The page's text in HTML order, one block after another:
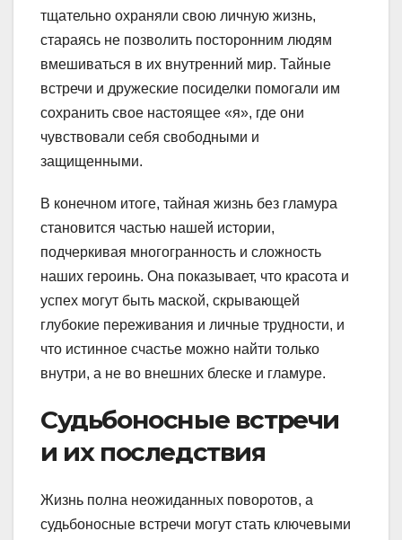
тщательно охраняли свою личную жизнь,
стараясь не позволить посторонним людям
вмешиваться в их внутренний мир. Тайные
встречи и дружеские посиделки помогали им
сохранить свое настоящее «я», где они
чувствовали себя свободными и
защищенными.
В конечном итоге, тайная жизнь без гламура
становится частью нашей истории,
подчеркивая многогранность и сложность
наших героинь. Она показывает, что красота и
успех могут быть маской, скрывающей
глубокие переживания и личные трудности, и
что истинное счастье можно найти только
внутри, а не во внешних блеске и гламуре.
Судьбоносные встречи
и их последствия
Жизнь полна неожиданных поворотов, а
судьбоносные встречи могут стать ключевыми